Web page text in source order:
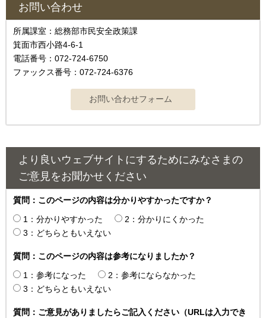
お問い合わせ
所属課室：総務部市民安全政策課
箕面市西小路4‐6‐1
電話番号：072-724-6750
ファックス番号：072-724-6376
より良いウェブサイトにするためにみなさまの
ご意見をお聞かせください
質問：このページの内容は分かりやすかったですか？
1：分かりやすかった
2：分かりにくかった
3：どちらともいえない
質問：このページの内容は参考になりましたか？
1：参考になった
2：参考にならなかった
3：どちらともいえない
質問：ご意見がありましたらご記入ください（URLは入力でき